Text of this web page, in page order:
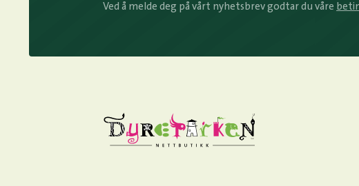
Ved å melde deg på vårt nyhetsbrev godtar du våre